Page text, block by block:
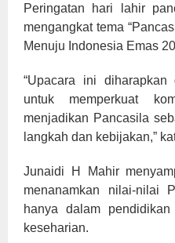
Peringatan hari lahir
mengangkat tema
Menuju Indonesia Emas
“Upacara ini diharapkan
untuk memperkuat
menjadikan Pancasila
langkah dan kebijakan,”
Junaidi H Mahir
menanamkan nilai-nilai
hanya dalam
keseharian.